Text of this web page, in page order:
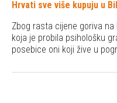
Hrvati sve više kupuju u
Zbog rasta cijene goriva
koja je probila psihološku
posebice oni koji žive u